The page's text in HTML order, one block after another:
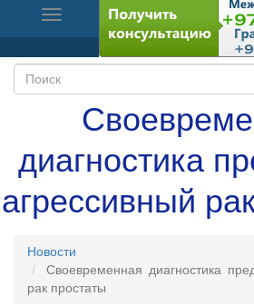
Toggle
Navigation
диагностика
агрессивный
Новости
Своевременная диагностика
рак простаты